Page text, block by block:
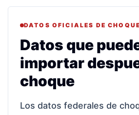
DATOS OFICIALES DE
Datos que
importar
choque
Los datos federales de